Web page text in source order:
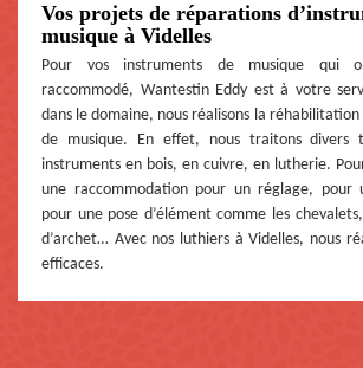
Vos projets de réparations
musique à Videlles
Pour vos instruments de musique qui
raccommodé, Wantestin Eddy est à votre
dans le domaine, nous réalisons la
de musique. En effet, nous traitons divers
instruments en bois, en cuivre, en lutherie.
une raccommodation pour un réglage, pour
pour une pose d’élément comme les
d’archet… Avec nos luthiers à Videlles, nous
efficaces.